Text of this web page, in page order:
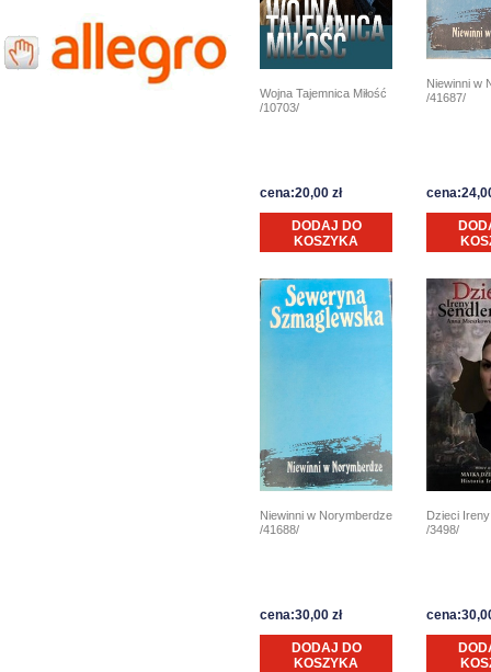
Wojna Tajemnica Miłość
/10703/
cena:20,00 zł
DODAJ DO
KOSZYKA
Niewinni w
/41687/
Niewinni w Norymberdze
/41688/
cena:30,00 zł
DODAJ DO
KOSZYKA
Dzieci
/3498/